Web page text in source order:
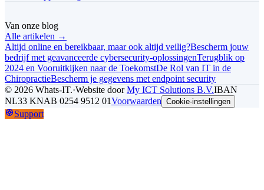
Van onze blog
Alle artikelen →
Altijd online en bereikbaar, maar ook altijd veilig?Bescherm jouw
bedrijf met geavanceerde cybersecurity-oplossingenTerugblik op
2024 en Vooruitkijken naar de ToekomstDe Rol van IT in de
ChiropractieBescherm je gegevens met endpoint security
© 2026 Whats-IT.·Website door My ICT Solutions B.V.IBAN
NL33 KNAB 0254 9512 01Voorwaarden Cookie-instellingen
Support